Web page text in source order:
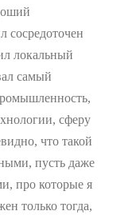
сосредоточен
локальный
самый
сферу
что такой
пусть даже
про которые я
только тогда,